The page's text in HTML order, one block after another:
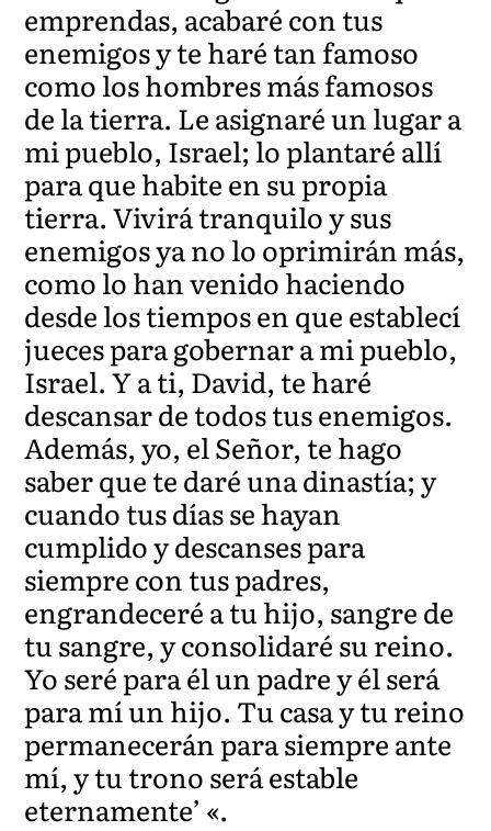
emprendas, acabaré con tus
enemigos y te haré tan famoso
como los hombres más famosos
de la tierra. Le asignaré un lugar a
mi pueblo, Israel; lo plantaré allí
para que habite en su propia
tierra. Vivirá tranquilo y sus
enemigos ya no lo oprimirán más,
como lo han venido haciendo
desde los tiempos en que establecí
jueces para gobernar a mi pueblo,
Israel. Y a ti, David, te haré
descansar de todos tus enemigos.
Además, yo, el Señor, te hago
saber que te daré una dinastía; y
cuando tus días se hayan
cumplido y descanses para
siempre con tus padres,
engrandeceré a tu hijo, sangre de
tu sangre, y consolidaré su reino.
Yo seré para él un padre y él será
para mí un hijo. Tu casa y tu reino
permanecerán para siempre ante
mí, y tu trono será estable
eternamente’ «.